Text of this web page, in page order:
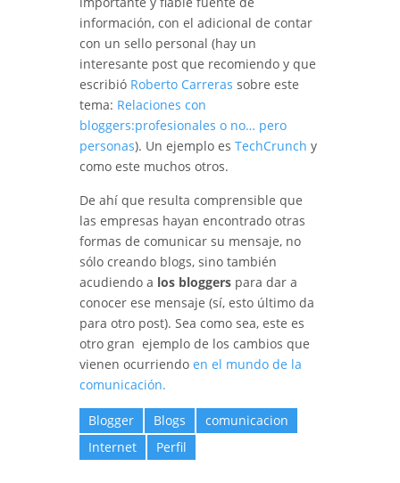
información, con el adicional de contar
con un sello personal (hay un
interesante post que recomiendo y que
escribió Roberto Carreras sobre este
tema: Relaciones con
bloggers:profesionales o no… pero
personas). Un ejemplo es TechCrunch y
como este muchos otros.
De ahí que resulta comprensible que
las empresas hayan encontrado otras
formas de comunicar su mensaje, no
sólo creando blogs, sino también
acudiendo a los bloggers para dar a
conocer ese mensaje (sí, esto último da
para otro post). Sea como sea, este es
otro gran ejemplo de los cambios que
vienen ocurriendo en el mundo de la
comunicación.
Blogger Blogs
comunicacion
Internet
Perfil